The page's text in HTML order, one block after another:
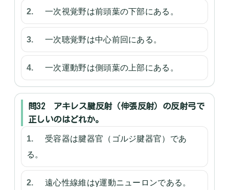
一次視覚野は前頭葉の下部にある。
一次聴覚野は中心前回にある。
一次運動野は側頭葉の上部にある。
問32 アキレス腱反射（伸張反射）の反射弓で
正しいのはどれか。
受容器は腱器官（ゴルジ腱器官）であ
る。
遠心性線維はγ運動ニューロンである。